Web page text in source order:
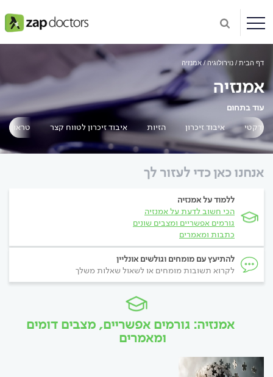
דף הבית נוירולוגיה אמנזיה
אמנזיה
עוד בתחום
דידקטי
איבוד זיכרון הזיות איבוד זיכרון לטווח קצר טראומה
אנחנו כאן כדי לעזור לך
ללמוד על אמנזיה
הכי חשוב לדעת על אמנזיה
גורמים אפשריים ומצבים שונים
כתבות ומאמרים
להתיעץ עם מומחים וגולשים אונליין
לקרוא תשובות מומחים או לשאול שאלות משלך
אמנזיה: גורמים אפשריים, מצבים דומים
ומאמרים